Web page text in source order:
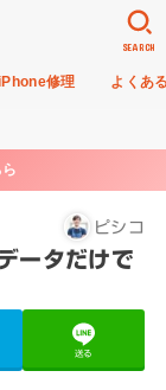
修理 よくあ
SEARCH
ピシコ
ータだけで
送る